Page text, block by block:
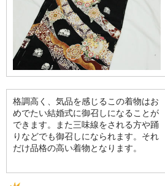
格調高く、気品を感じるこの着物はお
めでたい結婚式に御召しになることが
できます。また三味線をされる方や踊
りなどでも御召しになられます。それ
だけ品格の高い着物となります。